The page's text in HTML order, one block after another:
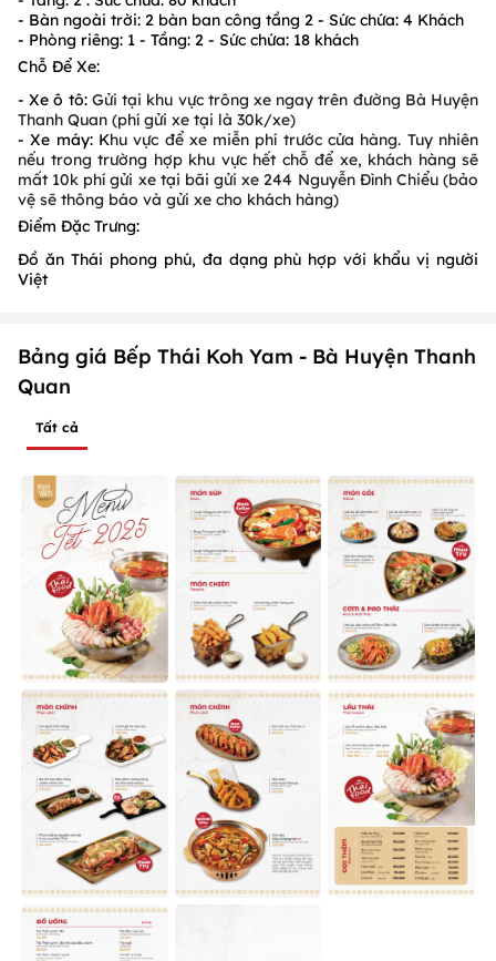
- Bàn ngoài trời: 2 bàn ban công tầng 2 - Sức chứa: 4 Khách
- Phòng riêng: 1 - Tầng: 2 - Sức chứa: 18 khách
Chỗ Để Xe:
- Xe ô tô:Gửi tại khu vực trông xe ngay trên đường Bà Huyện
Thanh Quan (phí gửi xe tại là 30k/xe)
- Xe máy: Khu vực để xe miễn phí trước cửa hàng. Tuy nhiên
nếu trong trường hợp khu vực hết chỗ để xe, khách hàng sẽ
mất 10k phí gửi xe tại bãi gửi xe 244 Nguyễn Đình Chiểu (bảo
vệ sẽ thông báo và gửi xe cho khách hàng)
Điểm Đặc Trưng:
Đồ ăn Thái phong phú, đa dạng phù hợp với khẩu vị người
Việt
Bảng giá Bếp Thái Koh Yam - Bà Huyện Thanh
Quan
Tất cả